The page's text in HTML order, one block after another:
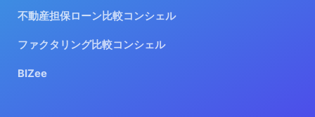
不動産担保ローン比較コンシェル
ファクタリング比較コンシェル
BIZee